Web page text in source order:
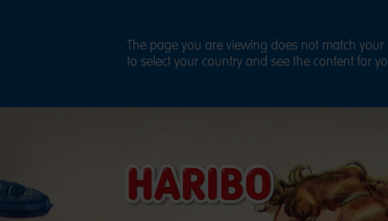
The page you are viewing does not match your
to select your country and see the content for